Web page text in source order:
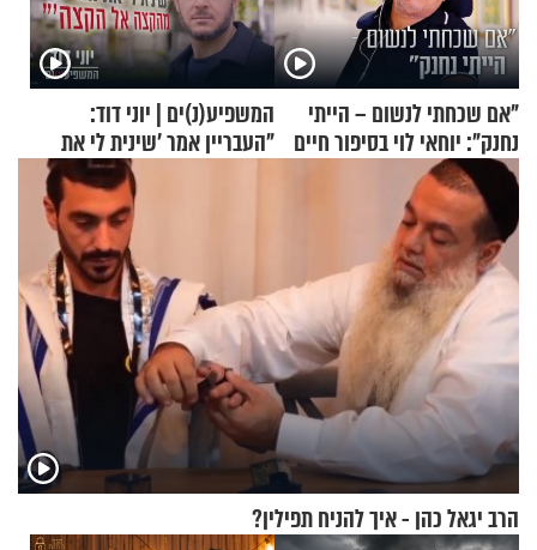
"אם שכחתי לנשום – הייתי
נחנק": יוחאי לוי בסיפור חיים
מעורר השראה
המשפיע(נ)ים | יוני דוד:
"העבריין אמר 'שינית לי את
החיים מהקצה אל הקצה'"
הרב יגאל כהן - איך להניח תפילין?